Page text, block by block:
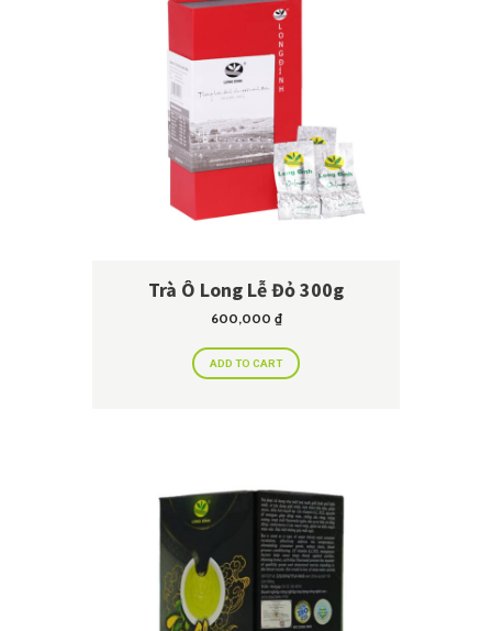
Trà Ô Long Lễ Đỏ 300g
600,000 ₫
ADD TO CART